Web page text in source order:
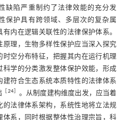
缺陷严重制约了法律效能的充分发
保护具有跨领域、多层次的复杂属
内在逻辑关联性的法律保护体系。
原理，生物多样性保护应当深入探究
时空分布特征，把握其内在运行机理
科学的分类激发整体保护效能，形成
建符合生态系统本质特性的法律体系
24］ 。从制度建构维度出发，应当着
的法律体系架构，系统性地将立法规
体系，同时根据整体性治理宗旨，科